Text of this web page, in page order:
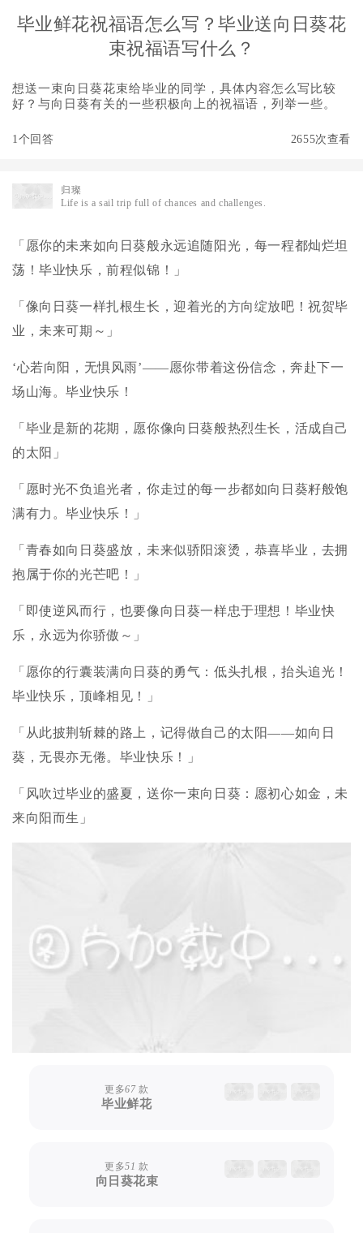
毕业鲜花祝福语怎么写？毕业送向日葵花
束祝福语写什么？
想送一束向日葵花束给毕业的同学，具体内容怎么写比较
好？与向日葵有关的一些积极向上的祝福语，列举一些。
1个回答 2655次查看
归璨
Life is a sail trip full of chances and challenges.
「愿你的未来如向日葵般永远追随阳光，每一程都灿烂坦
荡！毕业快乐，前程似锦！」
「像向日葵一样扎根生长，迎着光的方向绽放吧！祝贺毕
业，未来可期～」
‘心若向阳，无惧风雨’——愿你带着这份信念，奔赴下一
场山海。毕业快乐！
「毕业是新的花期，愿你像向日葵般热烈生长，活成自己
的太阳」
「愿时光不负追光者，你走过的每一步都如向日葵籽般饱
满有力。毕业快乐！」
「青春如向日葵盛放，未来似骄阳滚烫，恭喜毕业，去拥
抱属于你的光芒吧！」
「即使逆风而行，也要像向日葵一样忠于理想！毕业快
乐，永远为你骄傲～」
「愿你的行囊装满向日葵的勇气：低头扎根，抬头追光！
毕业快乐，顶峰相见！」
「从此披荆斩棘的路上，记得做自己的太阳——如向日
葵，无畏亦无倦。毕业快乐！」
「风吹过毕业的盛夏，送你一束向日葵：愿初心如金，未
来向阳而生」
更多67款
毕业鲜花
更多51 款
向日葵花束